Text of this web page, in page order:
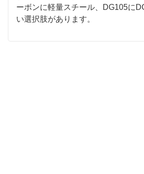
ーボンに軽量スチール、DG105に
い選択肢があります。